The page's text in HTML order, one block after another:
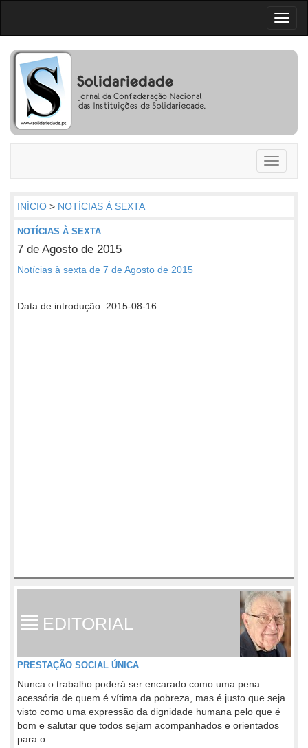
Toggle
INÍCIO > NOTÍCIAS À SEXTA
NOTÍCIAS À SEXTA
7 de Agosto de 2015
Notícias à sexta de 7 de Agosto de 2015
Data de introdução: 2015-08-16
EDITORIAL
PRESTAÇÃO SOCIAL ÚNICA
Nunca o trabalho poderá ser encarado como uma pena
acessória de quem é vítima da pobreza, mas é justo que seja
visto como uma expressão da dignidade humana pelo que é
bom e salutar que todos sejam acompanhados e orientados
para o...